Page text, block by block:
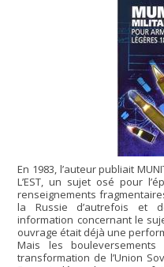
En 1983, l’auteur publiait
L’EST, un sujet osé pour
renseignements
la Russie d’autrefois et
information concernant le
ouvrage était déjà une
Mais les
transformation de l’Union